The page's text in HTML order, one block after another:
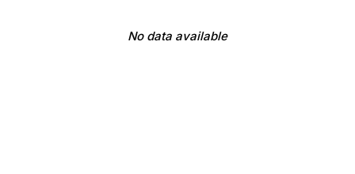
No data available